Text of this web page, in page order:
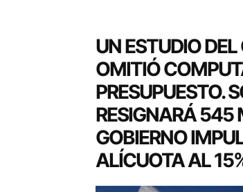
UN ESTUDIO
OMITIÓ
PRESUPUESTO.
RESIGNARÁ 545
GOBIERNO
ALÍCUOTA AL